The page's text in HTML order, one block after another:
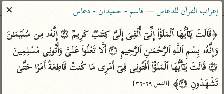
ساهم معنا في نشر القرآن والعلم الشرعي
الباحث القرآني
بحث تفسير علوم مصاحف معاجم
إعراب القرآن للدعاس — قاسم - حميدان - دعاس
✕
تَشۡهَدُونِ ۝٣٢﴾
[النمل ٢٩-٣٢]